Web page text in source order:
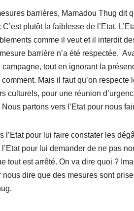
barrières, Mamadou Thug dit
plutôt la faiblesse de l’Etat.
comme il veut et il interdit
barrière n’a été respectée.
tout en ignorant la
comment. Mais il faut qu’on
culturels, pour une réunion
partons vers l’Etat pour nous
l’Etat pour lui faire constater les
pour lui demander de ne pas
tout est arrêté. On va dire quoi ?
nous dire que des mesures sont